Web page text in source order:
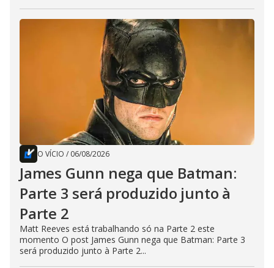
O VÍCIO / 06/08/2026
James Gunn nega que Batman:
Parte 3 será produzido junto à
Parte 2
Matt Reeves está trabalhando só na Parte 2 este
momento O post James Gunn nega que Batman: Parte 3
será produzido junto à Parte 2...